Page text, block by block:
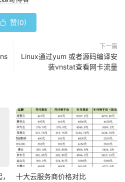
 赞(0)
下一篇
Linux通过yum 或者源码编译安
装vnstat查看网卡流量
十大云服务商价格对比